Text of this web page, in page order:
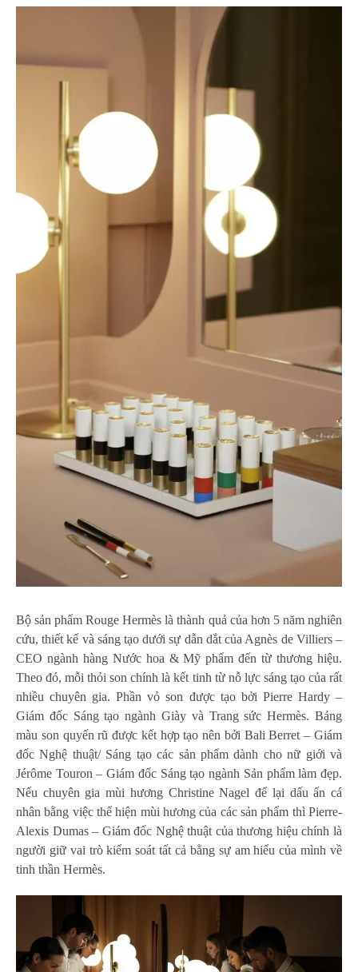
Bộ sản phẩm Rouge Hermès là thành quả của hơn 5 năm nghiên
cứu, thiết kế và sáng tạo dưới sự dẫn dắt của Agnès de Villiers –
CEO ngành hàng Nước hoa & Mỹ phẩm đến từ thương hiệu.
Theo đó, mỗi thỏi son chính là kết tinh từ nỗ lực sáng tạo của rất
nhiều chuyên gia. Phần vỏ son được tạo bởi Pierre Hardy –
Giám đốc Sáng tạo ngành Giày và Trang sức Hermès. Bảng
màu son quyến rũ được kết hợp tạo nên bởi Bali Berret – Giám
đốc Nghệ thuật/ Sáng tạo các sản phẩm dành cho nữ giới và
Jérôme Touron – Giám đốc Sáng tạo ngành Sản phẩm làm đẹp.
Nếu chuyên gia mùi hương Christine Nagel để lại dấu ấn cá
nhân bằng việc thể hiện mùi hương của các sản phẩm thì Pierre-
Alexis Dumas – Giám đốc Nghệ thuật của thương hiệu chính là
người giữ vai trò kiểm soát tất cả bằng sự am hiểu của mình về
tinh thần Hermès.